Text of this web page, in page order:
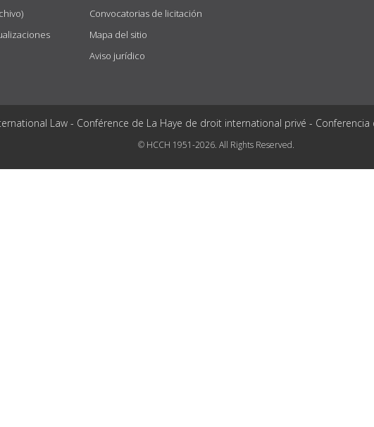
Convocatorias de licitación
Mapa del sitio
Aviso jurídico
Law - Conférence de La Haye de droit international privé -
© HCCH 1951-2026. All Rights Reserved.